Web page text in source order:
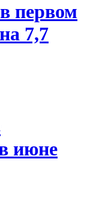
первом
7,7
июне